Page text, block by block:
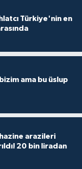
Türkiye'nin en
ama bu üslup
arazileri
20 bin liradan